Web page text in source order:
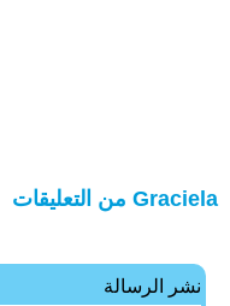
Graciela من التعليقات
نشر الرسالة